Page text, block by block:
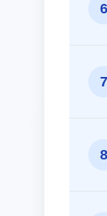
6
7
8